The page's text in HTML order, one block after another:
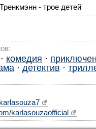
- трое детей
· комедия ·
· детектив ·
karlasouzaofficial